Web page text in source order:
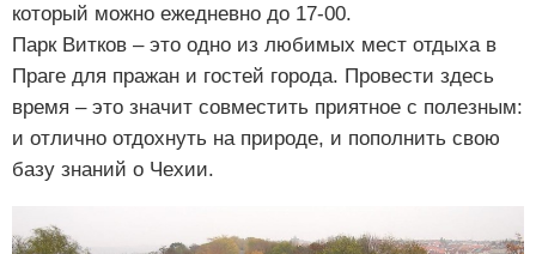
который можно ежедневно до 17-00.
Парк Витков – это одно из любимых мест отдыха в
Праге для пражан и гостей города. Провести здесь
время – это значит совместить приятное с полезным:
и отлично отдохнуть на природе, и пополнить свою
базу знаний о Чехии.